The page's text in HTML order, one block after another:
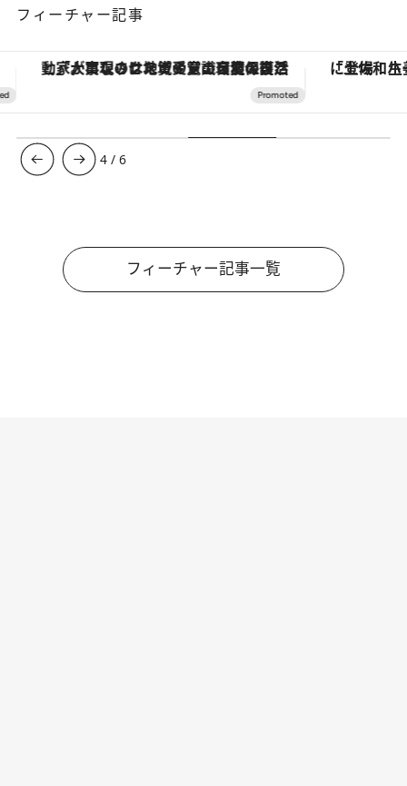
フィーチャー記事
「大事なのは地域の意識を変えること」。ロレックス賞受賞の自然保護活動家が実現させたナイジェリアの自然環境の復活
4 /6
フィーチャー記事一覧